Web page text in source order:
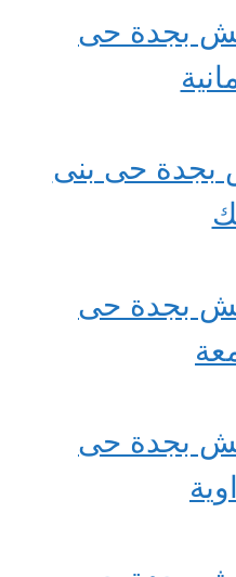
بجدة حى
حى بنى
بجدة حى
بجدة حى